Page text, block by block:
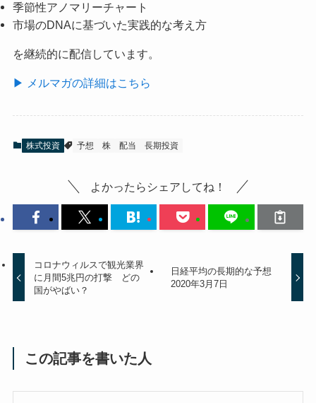
季節性アノマリーチャート
市場のDNAに基づいた実践的な考え方
を継続的に配信しています。
▶ メルマガの詳細はこちら
株式投資 予想 株 配当 長期投資
よかったらシェアしてね！
コロナウィルスで観光業界
に月間5兆円の打撃 どの
国がやばい？
日経平均の長期的な予想
2020年3月7日
この記事を書いた人